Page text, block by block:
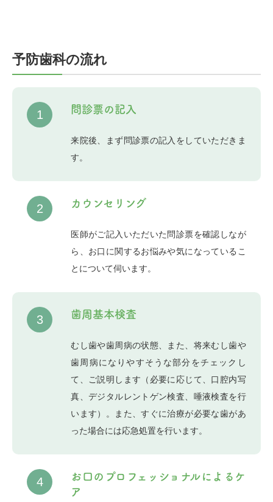
予防歯科の流れ
1 問診票の記入
来院後、まず問診票の記入をしていただきま
す。
2 カウンセリング
医師がご記入いただいた問診票を確認しなが
ら、お口に関するお悩みや気になっているこ
とについて伺います。
3 歯周基本検査
むし歯や歯周病の状態、また、将来むし歯や
歯周病になりやすそうな部分をチェックし
て、ご説明します（必要に応じて、口腔内写
真、デジタルレントゲン検査、唾液検査を行
います）。また、すぐに治療が必要な歯があ
った場合には応急処置を行います。
4
お口のプロフェッショナルによるケ
ア